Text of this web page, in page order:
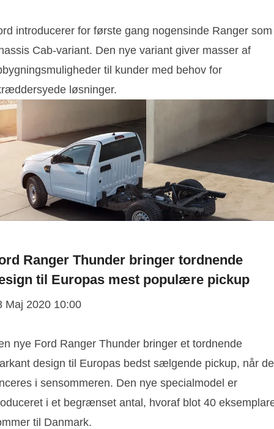
introducerer for første gang nogensinde Ranger som
Cab-variant. Den nye variant giver masser af
til kunder med behov for
løsninger.
Ranger Thunder bringer tordnende
til Europas mest populære pickup
Maj 2020 10:00
nye Ford Ranger Thunder bringer et tordnende
design til Europas bedst sælgende pickup, når
i sensommeren. Den nye specialmodel er
i et begrænset antal, hvoraf blot 40
til Danmark.